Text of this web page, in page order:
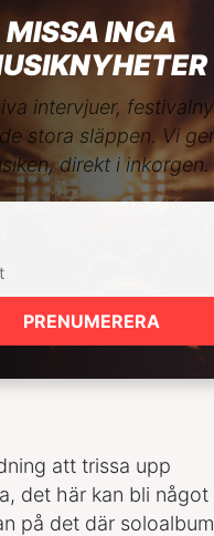
MISSA INGA
intervjuer,
stora släppen. Vi
direkt i inkorgen.
PRENUMERERA
att trissa upp
det här kan bli
på det där